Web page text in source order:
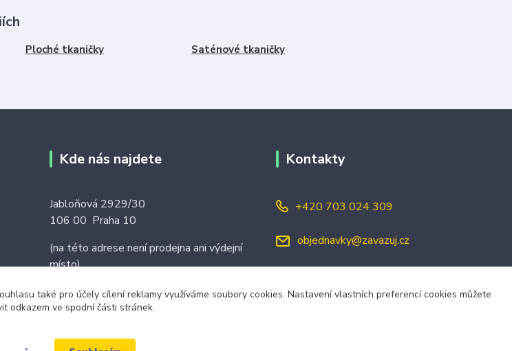
Ploché tkaničky Saténové tkaničky
Kde nás najdete
Jabloňová 2929/30
106 00 Praha 10
(na této adrese není prodejna ani výdejní
místo)
Kontakty
+420 703 024 309
objednavky@zavazuj.cz
také pro účely cílení reklamy využíváme soubory cookies. Nastavení vlastních preferencí cookies můžete
odkazem ve spodní části stránek.